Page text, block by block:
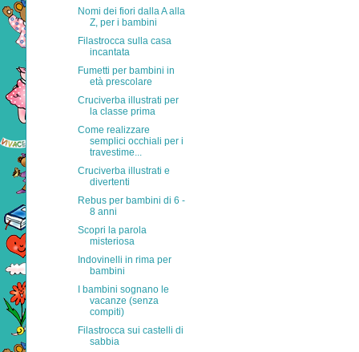
Nomi dei fiori dalla A alla
Z, per i bambini
Filastrocca sulla casa
incantata
Fumetti per bambini in
età prescolare
Cruciverba illustrati per
la classe prima
Come realizzare
semplici occhiali per i
travestime...
Cruciverba illustrati e
divertenti
Rebus per bambini di 6 -
8 anni
Scopri la parola
misteriosa
Indovinelli in rima per
bambini
I bambini sognano le
vacanze (senza
compiti)
Filastrocca sui castelli di
sabbia